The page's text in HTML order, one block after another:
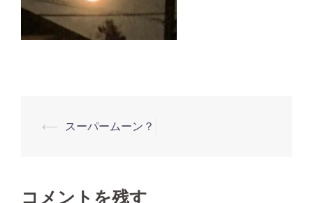
投
ビ
⟵ スーパームーン？
コメントを残す